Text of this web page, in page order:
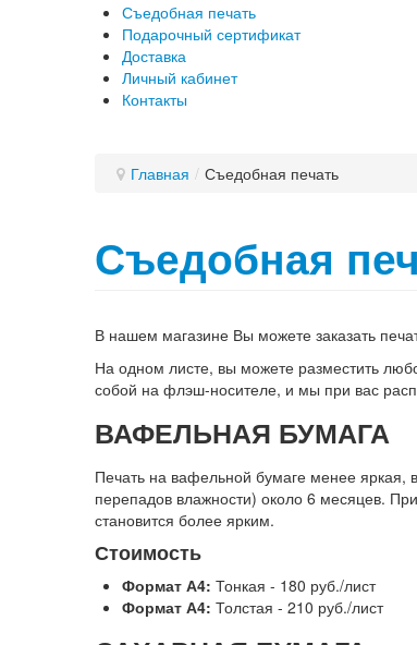
Съедобная печать
Подарочный сертификат
Доставка
Личный кабинет
Контакты
Главная / Съедобная печать
Съедобная
В нашем магазине Вы можете заказать
На одном листе, вы можете разместить
собой на флэш-носителе, и мы при вас
ВАФЕЛЬНАЯ БУМАГА
Печать на вафельной бумаге менее яркая,
перепадов влажности) около 6 месяцев.
становится более ярким.
Стоимость
Формат А4: Тонкая - 180 руб./лист
Формат А4: Толстая - 210 руб./лист